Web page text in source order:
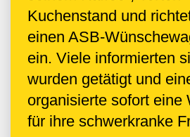
Kuchenstand und
einen ASB-
ein. Viele informierten
wurden getätigt und
organisierte sofort eine
für ihre schwerkranke